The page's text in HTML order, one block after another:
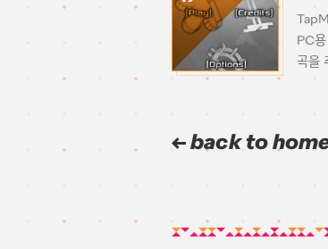
PC
곡을
back to